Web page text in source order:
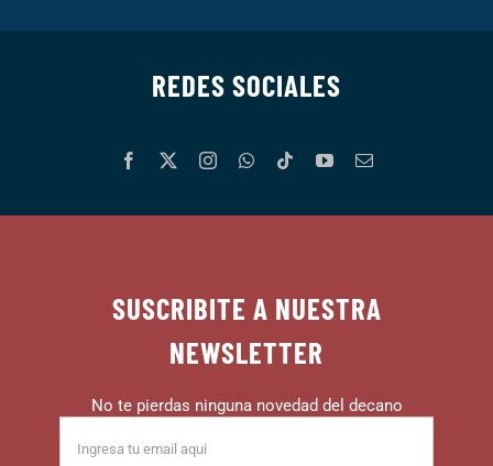
REDES SOCIALES
SUSCRIBITE A NUESTRA
NEWSLETTER
No te pierdas ninguna novedad del decano